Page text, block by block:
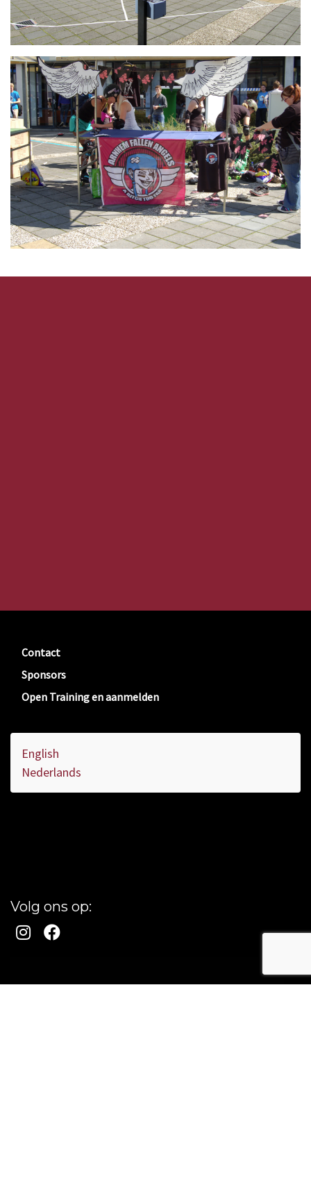
Contact
Sponsors
Open Training en aanmelden
English
Nederlands
Volg ons op: